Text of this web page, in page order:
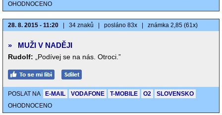
OHODNOCENO
28. 8. 2015 - 11:20 34 znaků posláno 83x známka 2,85 (61x)
» MUŽI V NADĚJI
Rudolf: „Podívej se na nás. Otroci.”
POSLAT NA E-MAIL VODAFONE T-MOBILE O2
SLOVENSKO
OHODNOCENO